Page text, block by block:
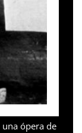
una ópera de